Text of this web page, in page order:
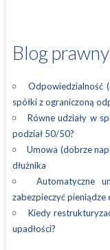
Blog
Odpowiedzialność
spółki z ograniczoną
Równe udziały w
podział 50/50?
Umowa (dobrze
dłużnika
Automatyczne
zabezpieczyć pieniądze
Kiedy
upadłości?